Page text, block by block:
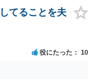
ように思います（そ
。）。 面会交流とは
。 子どもたちの年齢
に面会交流をする必
ついての申し出があ
手から、面会交流さ
てることを夫
役にたった 10